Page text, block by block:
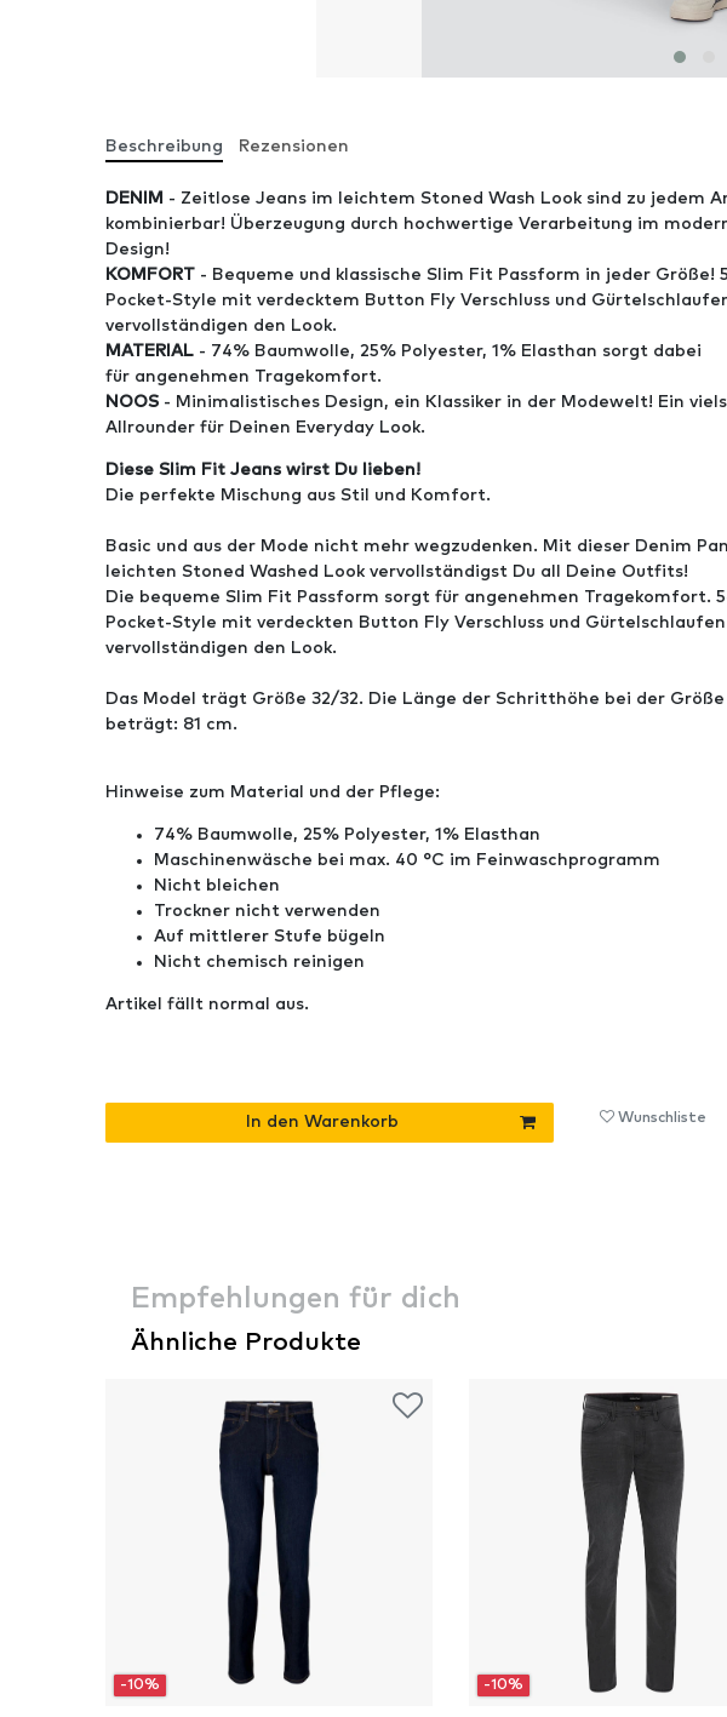
Beschreibung Rezensionen
DENIM - Zeitlose Jeans im leichtem Stoned Wash Look sind zu jedem
kombinierbar! Überzeugung durch hochwertige Verarbeitung im
Design!
KOMFORT - Bequeme und klassische Slim Fit Passform in jeder Größe!
Pocket-Style mit verdecktem Button Fly Verschluss und
vervollständigen den Look.
MATERIAL - 74% Baumwolle, 25% Polyester, 1% Elasthan sorgt dabei
für angenehmen Tragekomfort.
NOOS - Minimalistisches Design, ein Klassiker in der Modewelt! Ein
Allrounder für Deinen Everyday Look.
Diese Slim Fit Jeans wirst Du lieben!
Die perfekte Mischung aus Stil und Komfort.
Basic und aus der Mode nicht mehr wegzudenken. Mit dieser Denim
leichten Stoned Washed Look vervollständigst Du all Deine Outfits!
Die bequeme Slim Fit Passform sorgt für angenehmen Tragekomfort.
Pocket-Style mit verdeckten Button Fly Verschluss und Gürtelschlaufen
vervollständigen den Look.
Das Model trägt Größe 32/32. Die Länge der Schritthöhe bei der Größe
beträgt: 81 cm.
Hinweise zum Material und der Pflege:
74% Baumwolle, 25% Polyester, 1% Elasthan
Maschinenwäsche bei max. 40 °C im Feinwaschprogramm
Nicht bleichen
Trockner nicht verwenden
Auf mittlerer Stufe bügeln
Nicht chemisch reinigen
Artikel fällt normal aus.
In den Warenkorb Wunschliste
Empfehlungen für dich
Ähnliche Produkte
-10% -10%